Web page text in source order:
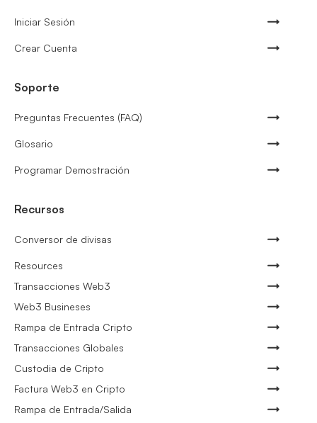
Iniciar Sesión
Crear Cuenta
Soporte
Preguntas Frecuentes (FAQ)
Glosario
Programar Demostración
Recursos
Conversor de divisas
Resources
Transacciones Web3
Web3 Busineses
Rampa de Entrada Cripto
Transacciones Globales
Custodia de Cripto
Factura Web3 en Cripto
Rampa de Entrada/Salida